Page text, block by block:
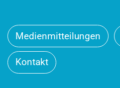
Medienmitteilungen
Kontakt